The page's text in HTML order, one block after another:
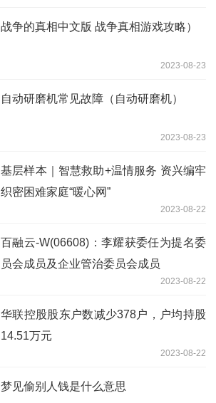
战争的真相中文版 战争真相游戏攻略）
2023-08-23
自动研磨机常见故障（自动研磨机）
2023-08-23
基层样本｜智慧救助+温情服务 资兴编牢
织密困难家庭“暖心网”
2023-08-22
百融云-W(06608)：李耀获委任为提名委
员会成员及企业管治委员会成员
2023-08-22
华联控股股东户数减少378户，户均持股
14.51万元
2023-08-22
梦见偷别人钱是什么意思